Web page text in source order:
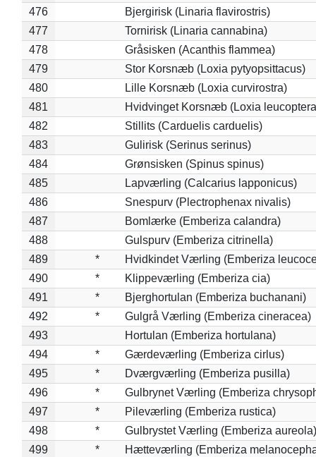
476
Bjergirisk (Linaria flavirostris)
477
Tornirisk (Linaria cannabina)
478
Gråsisken (Acanthis flammea)
479
Stor Korsnæb (Loxia pytyopsittacus)
480
Lille Korsnæb (Loxia curvirostra)
481
Hvidvinget Korsnæb (Loxia
482
Stillits (Carduelis carduelis)
483
Gulirisk (Serinus serinus)
484
Grønsisken (Spinus spinus)
485
Lapværling (Calcarius lapponicus)
486
Snespurv (Plectrophenax nivalis)
487
Bomlærke (Emberiza calandra)
488
Gulspurv (Emberiza citrinella)
489
*
Hvidkindet Værling (Emberiza
490
*
Klippeværling (Emberiza cia)
491
*
Bjerghortulan (Emberiza buchanani)
492
*
Gulgrå Værling (Emberiza cineracea)
493
Hortulan (Emberiza hortulana)
494
*
Gærdeværling (Emberiza cirlus)
495
*
Dværgværling (Emberiza pusilla)
496
*
Gulbrynet Værling (Emberiza
497
*
Pileværling (Emberiza rustica)
498
*
Gulbrystet Værling (Emberiza aureola)
499
* Hætteværling (Emberiza